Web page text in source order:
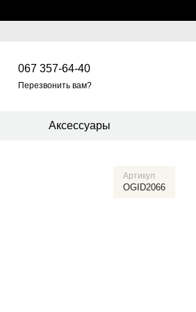
067 357-64-40
Перезвонить вам?
Аксессуары
Артикул
OGID2066